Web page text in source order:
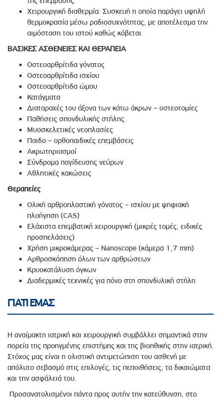
Χειρουργική διαθερμία: Συσκευή η οποία παράγει υψηλή
θερμοκρασία μέσω ραδιοσυχνότητας, με αποτέλεσμα την
αιμόσταση του ιστού καθώς κόβεται.
ΒΑΣΙΚΕΣ ΑΣΘΕΝΕΙΕΣ ΚΑΙ ΘΕΡΑΠΕΙΑ
Οστεοαρθρίτιδα γόνατος
Οστεοαρθρίτιδα ισχίου
Οστεοαρθρίτιδα ώμου
Κατάγματα
Διαταραχές του άξονα των κάτω άκρων – οστεοτομίες
Παθήσεις σπονδυλικής στήλης
Μυοσκελετικές νεοπλασίες
Παιδο – ορθοπαιδικές επεμβάσεις
Ακρωτηριασμοί
Σύνδρομα παγίδευσης νεύρων
Αθλητικές κακώσεις
Θεραπείες
Ολική αρθροπλαστική γόνατος – ισχίου με ψηφιακή
πλοήγηση (CAS)
Ελάχιστα επεμβατική χειρουργική (μικρές τομές, ειδικές
προσπελάσεις)
Χρήση μικροκάμερας – Nanoscope (κάμερα 1,7 mm)
Αρθροσκόπηση όλων των αρθρώσεων
Κρυοκατάλυση όγκων
Διαδερμικές τεχνικές για πόνο στη σπονδυλική στήλη
ΓΙΑΤΙ ΕΜΑΣ
Η αναίμακτη ιατρική και χειρουργική συμβάλλει σημαντικά στην
πορεία της προηγμένης επιστήμης και της βιοηθικής στην ιατρική.
Στόχος μας είναι η ολιστική αντιμετώπιση του ασθενή με
απόλυτο σεβασμό στις επιλογές, τις πεποιθήσεις, τα δικαιώματα
και την ασφάλειά του.
Προσανατολισμένοι πάντα προς αυτήν την κατεύθυνση, στο